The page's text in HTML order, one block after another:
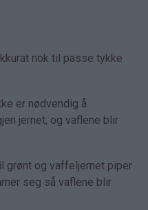
nok til passe tykke
er nødvendig å
jernet, og vaflene blir
grønt og vaffeljernet piper
seg så vaflene blir